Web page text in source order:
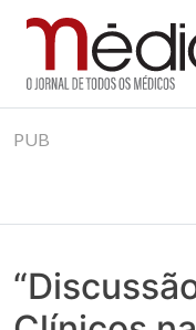
to
Jornal Médico
Médico – O Jornal de
realmente contam!
PUB